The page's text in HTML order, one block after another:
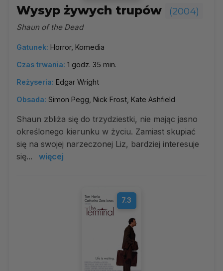
Wysyp żywych trupów (2004)
Shaun of the Dead
Gatunek: Horror, Komedia
Czas trwania: 1 godz. 35 min.
Reżyseria: Edgar Wright
Obsada: Simon Pegg, Nick Frost, Kate Ashfield
Shaun zbliża się do trzydziestki, nie mając jasno
określonego kierunku w życiu. Zamiast skupiać
się na swojej narzeczonej Liz, bardziej interesuje
się...
więcej
7.3